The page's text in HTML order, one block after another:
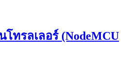
ทรลเลอร์ (NodeMCU